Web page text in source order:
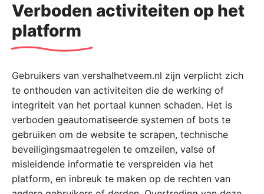
Verboden activiteiten op het
platform
Gebruikers van vershalhetveem.nl zijn verplicht zich
te onthouden van activiteiten die de werking of
integriteit van het portaal kunnen schaden. Het is
verboden geautomatiseerde systemen of bots te
gebruiken om de website te scrapen, technische
beveiligingsmaatregelen te omzeilen, valse of
misleidende informatie te verspreiden via het
platform, en inbreuk te maken op de rechten van